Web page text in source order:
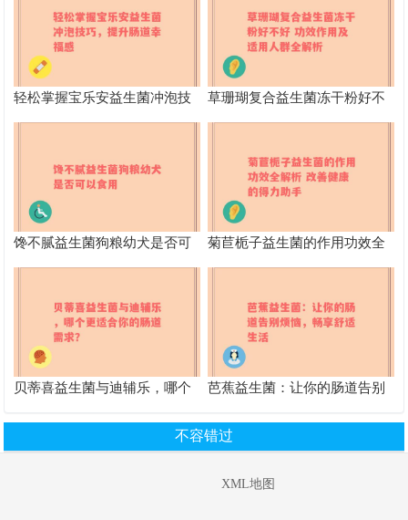
轻松掌握宝乐安益生菌冲泡技
巧，提升肠道幸福感
草珊瑚复合益生菌冻干粉好不
好 功效作用及适用人群全解析
馋不腻益生菌狗粮幼犬是否可
以食用
菊苣栀子益生菌的作用功效全
解析 改善健康的得力助手
贝蒂喜益生菌与迪辅乐，哪个
芭蕉益生菌：让你的肠道告别
不容错过
XML地图